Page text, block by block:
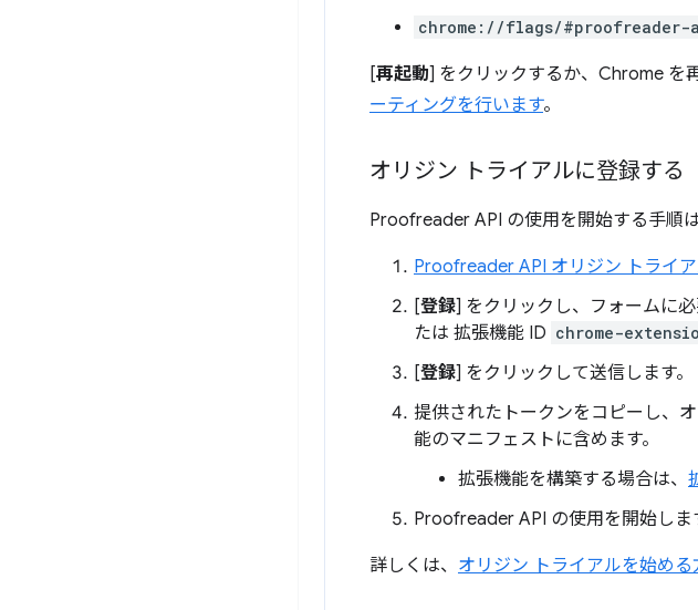
chrome://flags/#proofreader-
[再起動] をクリックするか、Chrome を
ーティングを行います。
オリジン トライアルに登録する
Proofreader API の使用を開始する手順は
Proofreader API オリジン トライ
[登録] をクリックし、フォームに必
たは 拡張機能 ID chrome-
[登録] をクリックして送信します。
提供されたトークンをコピーし、
能のマニフェストに含めます。
拡張機能を構築する場合は、
Proofreader API の使用を開始しま
詳しくは、 オリジン トライアルを始める